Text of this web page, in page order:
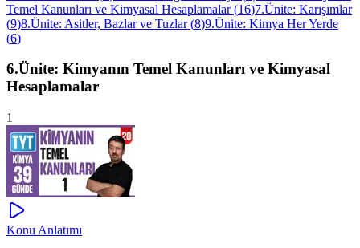
Temel Kanunları ve Kimyasal Hesaplamalar(16)7.Ünite: Karışımlar
(9)8.Ünite: Asitler, Bazlar ve Tuzlar(8)9.Ünite: Kimya Her Yerde
(6)
6.Ünite: Kimyanın Temel Kanunları ve Kimyasal
Hesaplamalar
1
Konu Anlatımı